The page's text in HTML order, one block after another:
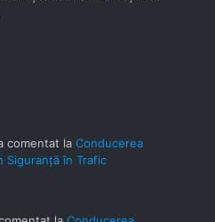
comentat la Conducerea
Siguranță în Trafic